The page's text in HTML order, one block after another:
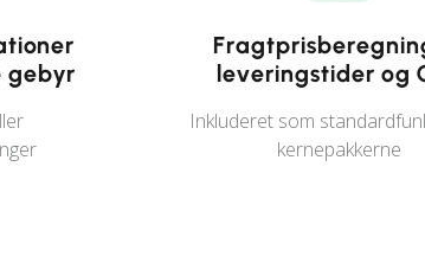
gebyr
leveringstider og
Inkluderet som
kernepakkerne